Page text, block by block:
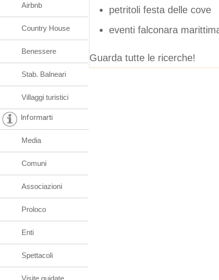
petritoli festa delle cove
eventi falconara
Guarda tutte le ricerche!
Airbnb
Country House
Benessere
Stab. Balneari
Villaggi turistici
Informarti
Media
Comuni
Associazioni
Proloco
Enti
Spettacoli
Visite guidate